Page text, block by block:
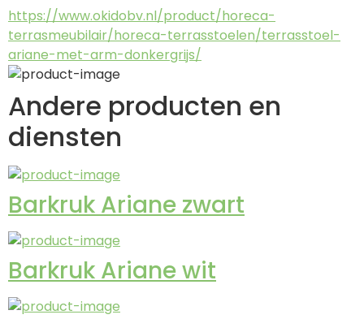
https://www.okidobv.nl/product/horeca-
terrasmeubilair/horeca-terrasstoelen/terrasstoel-
ariane-met-arm-donkergrijs/
Andere producten en
diensten
Barkruk Ariane zwart
Barkruk Ariane wit